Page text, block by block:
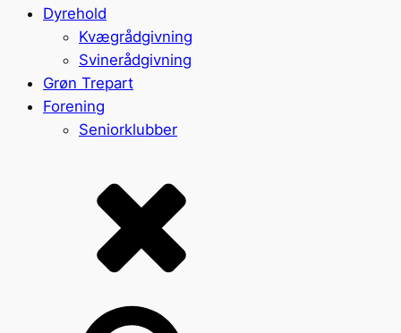
Dyrehold
Kvægrådgivning
Svinerådgivning
Grøn Trepart
Forening
Seniorklubber